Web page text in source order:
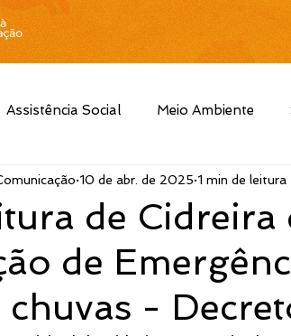
Assistência Social Meio Ambiente
IPTU Educação Cultura
Corsan Nota Secretaria da
de Cidreira
de
chuvas -
10 de abr. de 2025 1 min de leitura